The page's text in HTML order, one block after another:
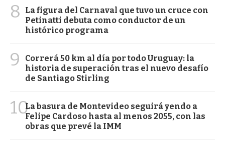
8
La figura del Carnaval que tuvo un cruce con
Petinatti debuta como conductor de un
histórico programa
9
Correrá 50 km al día por todo Uruguay: la
historia de superación tras el nuevo desafío
de Santiago Stirling
10La basura de Montevideo seguirá yendo a
Felipe Cardoso hasta al menos 2055, con las
obras que prevé la IMM